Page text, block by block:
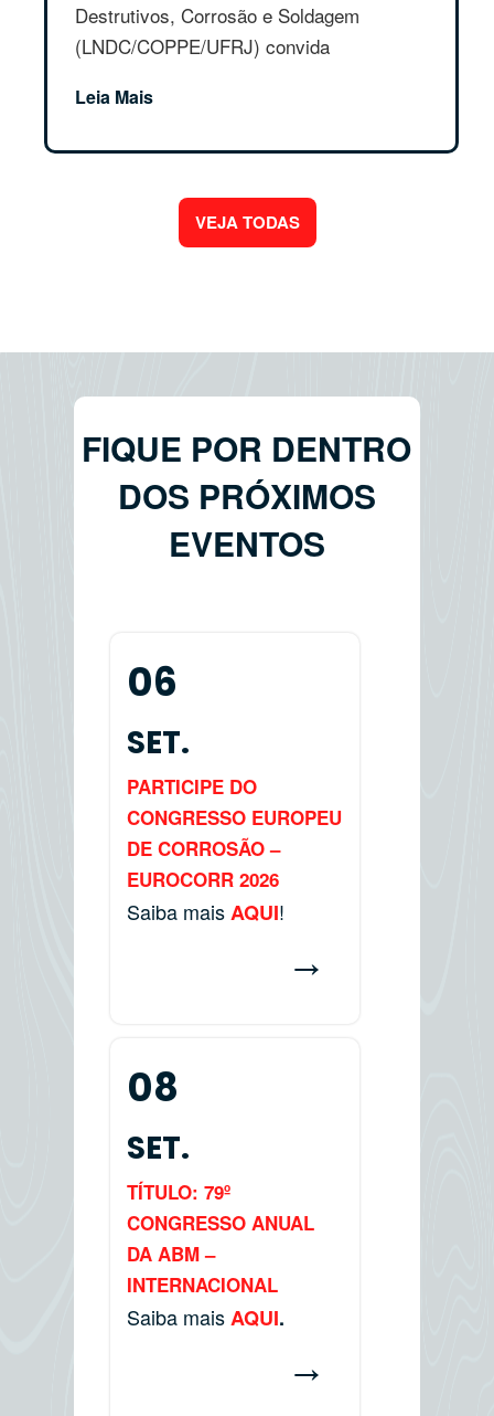
Destrutivos, Corrosão e Soldagem
(LNDC/COPPE/UFRJ) convida
Leia Mais
VEJA TODAS
06
SET.
PARTICIPE DO
CONGRESSO EUROPEU
DE CORROSÃO –
EUROCORR 2026
Saiba maisAQUI!
→
08
SET.
TÍTULO: 79º
CONGRESSO ANUAL
DA ABM –
INTERNACIONAL
Saiba maisAQUI.
→
FIQUE POR DENTRO
DOS PRÓXIMOS
EVENTOS